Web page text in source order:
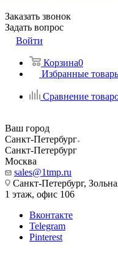
Заказать звонок
Задать вопрос
Войти
Корзина0
Избранные
Сравнение
Ваш город
Санкт-Петербург
Санкт-Петербург
Москва
sales@1tmp.ru
Санкт-Петербург,
1 этаж, офис 106
Вконтакте
Telegram
Pinterest